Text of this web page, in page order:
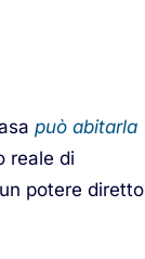
può abitarla
reale di
potere diretto